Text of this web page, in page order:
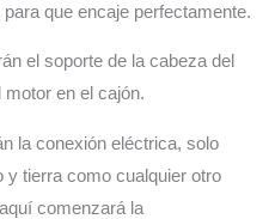
que encaje perfectamente.
el soporte de la cabeza del
en el cajón.
la conexión eléctrica, solo
y tierra como cualquier otro
comenzará la